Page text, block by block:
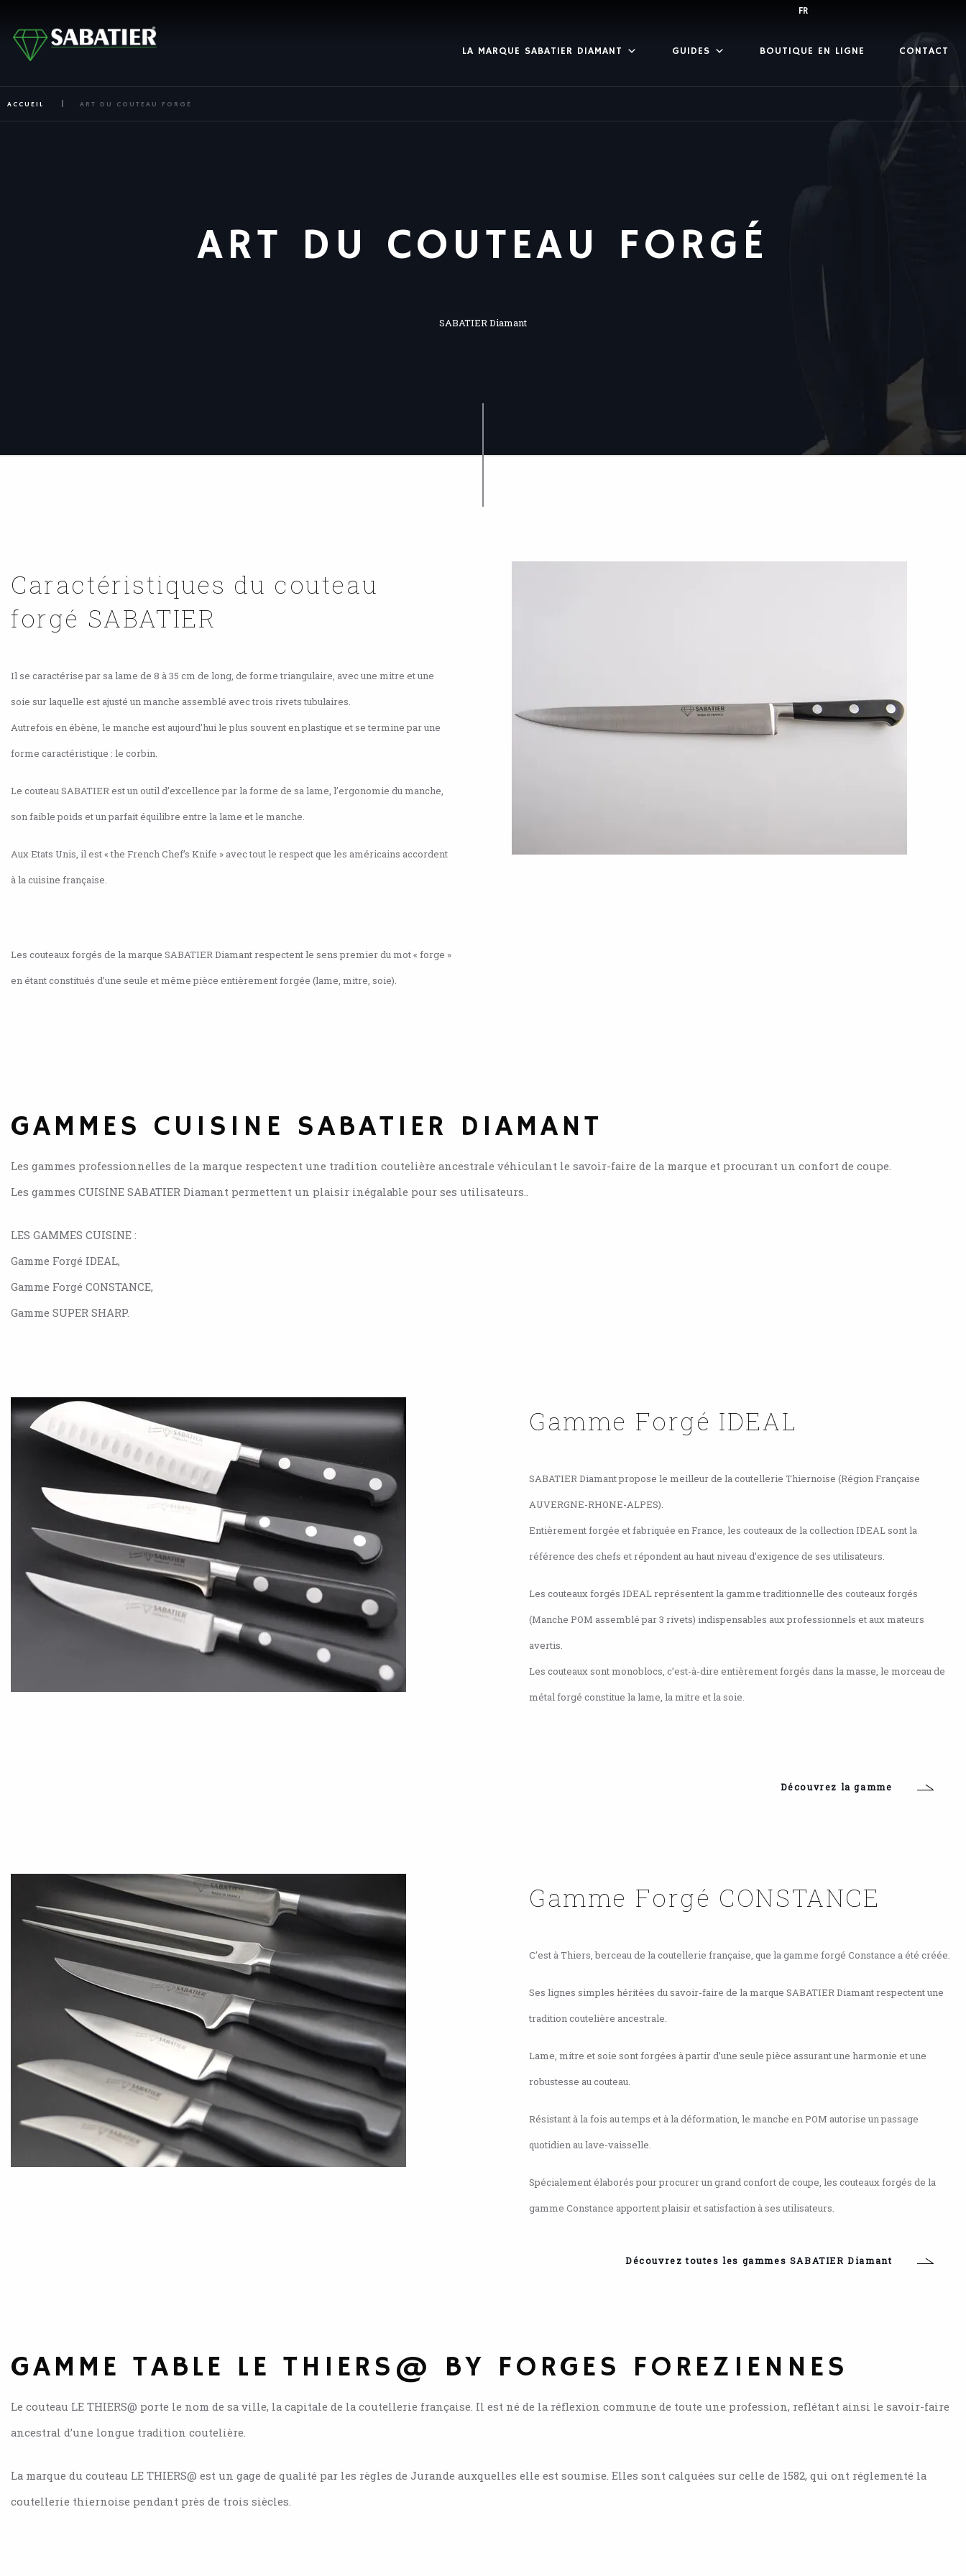
LA MARQUE SABATIER DIAMANT GUIDES BOUTIQUE EN LIGNE CONTACT
FR
ACCUEIL ART DU COUTEAU FORGÉ
ART DU COUTEAU FORGÉ
SABATIER Diamant
Caractéristiques du couteau
forgé SABATIER
Il se caractérise par sa lame de 8 à 35 cm de long, de forme triangulaire, avec une mitre et une
soie sur laquelle est ajusté un manche assemblé avec trois rivets tubulaires.
Autrefois en ébène, le manche est aujourd’hui le plus souvent en plastique et se termine par une
forme caractéristique : le corbin.
Le couteau SABATIER est un outil d’excellence par la forme de sa lame, l’ergonomie du manche,
son faible poids et un parfait équilibre entre la lame et le manche.
Aux Etats Unis, il est « the French Chef’s Knife » avec tout le respect que les américains accordent
à la cuisine française.
Les couteaux forgés de la marque SABATIER Diamant respectent le sens premier du mot « forge »
en étant constitués d’une seule et même pièce entièrement forgée (lame, mitre, soie).
GAMMES CUISINE SABATIER DIAMANT
Les gammes professionnelles de la marque respectent une tradition coutelière ancestrale véhiculant le savoir-faire de la marque et procurant un confort de coupe.
Les gammes CUISINE SABATIER Diamant permettent un plaisir inégalable pour ses utilisateurs..
LES GAMMES CUISINE :
Gamme Forgé IDEAL,
Gamme Forgé CONSTANCE,
Gamme SUPER SHARP.
Gamme Forgé IDEAL
SABATIER Diamant propose le meilleur de la coutellerie Thiernoise (Région Française
AUVERGNE-RHONE-ALPES).
Entièrement forgée et fabriquée en France, les couteaux de la collection IDEAL sont la
référence des chefs et répondent au haut niveau d’exigence de ses utilisateurs.
Les couteaux forgés IDEAL représentent la gamme traditionnelle des couteaux forgés
(Manche POM assemblé par 3 rivets) indispensables aux professionnels et aux mateurs
avertis.
Les couteaux sont monoblocs, c’est-à-dire entièrement forgés dans la masse, le morceau de
métal forgé constitue la lame, la mitre et la soie.
Découvrez la gamme
Gamme Forgé CONSTANCE
C’est à Thiers, berceau de la coutellerie française, que la gamme forgé Constance a été créée.
Ses lignes simples héritées du savoir-faire de la marque SABATIER Diamant respectent une
tradition coutelière ancestrale.
Lame, mitre et soie sont forgées à partir d’une seule pièce assurant une harmonie et une
robustesse au couteau.
Résistant à la fois au temps et à la déformation, le manche en POM autorise un passage
quotidien au lave-vaisselle.
Spécialement élaborés pour procurer un grand confort de coupe, les couteaux forgés de la
gamme Constance apportent plaisir et satisfaction à ses utilisateurs.
Découvrez toutes les gammes SABATIER Diamant
GAMME TABLE LE THIERS@ BY FORGES FOREZIENNES
Le couteau LE THIERS@ porte le nom de sa ville, la capitale de la coutellerie française. Il est né de la réflexion commune de toute une profession, reflétant ainsi le savoir-faire
ancestral d’une longue tradition coutelière.
La marque du couteau LE THIERS@ est un gage de qualité par les règles de Jurande auxquelles elle est soumise. Elles sont calquées sur celle de 1582, qui ont réglementé la
coutellerie thiernoise pendant près de trois siècles.